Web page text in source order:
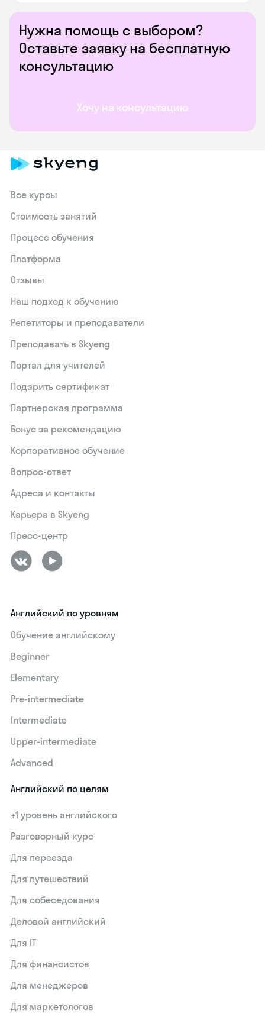
Нужна помощь с выбором?
Оставьте заявку на бесплатную
консультацию
Хочу на консультацию
Все курсы
Стоимость занятий
Процесс обучения
Платформа
Отзывы
Наш подход к обучению
Репетиторы и преподаватели
Преподавать в Skyeng
Портал для учителей
Подарить сертификат
Партнерская программа
Бонус за рекомендацию
Корпоративное обучение
Вопрос-ответ
Адреса и контакты
Карьера в Skyeng
Пресс-центр
Английский по уровням
Обучение английскому
Beginner
Elementary
Pre-intermediate
Intermediate
Upper-intermediate
Advanced
Английский по целям
+1 уровень английского
Разговорный курс
Для переезда
Для путешествий
Для собеседования
Деловой английский
Для IT
Для финансистов
Для менеджеров
Для маркетологов